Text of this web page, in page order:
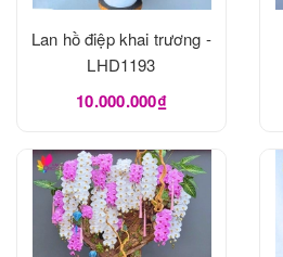
Lan hồ điệp khai trương -
LHD1193
10.000.000₫